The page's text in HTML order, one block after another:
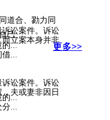
道合、勠力同
己、...
讼案件。诉讼
的...
讼案件。诉讼
的...
立案本身并非
...
更多>>
夫或妻非因日
...
更多>>
更多>>